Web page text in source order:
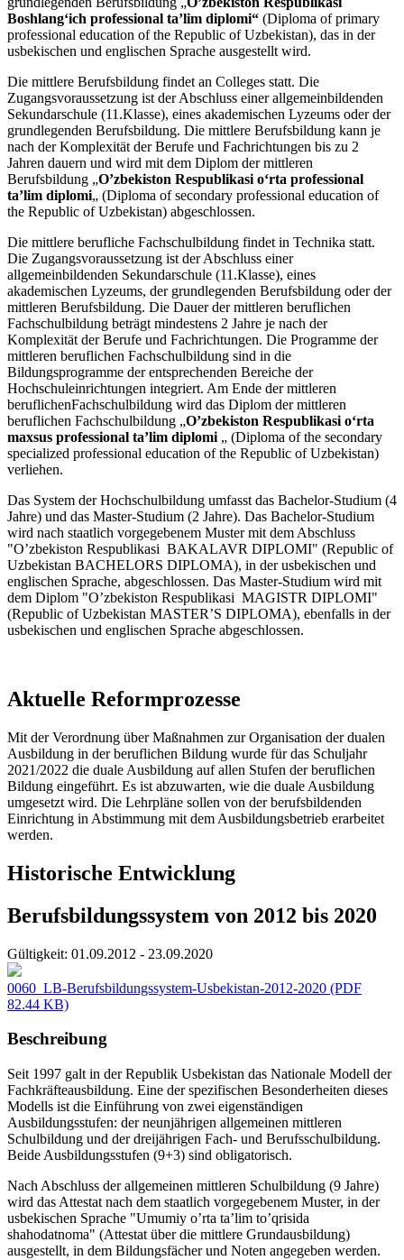
Boshlangʻich professional taʼlim diplomi“ (Diploma of primary
professional education of the Republic of Uzbekistan), das in der
usbekischen und englischen Sprache ausgestellt wird.
Die mittlere Berufsbildung findet an Colleges statt. Die
Zugangsvoraussetzung ist der Abschluss einer allgemeinbildenden
Sekundarschule (11.Klasse), eines akademischen Lyzeums oder der
grundlegenden Berufsbildung. Die mittlere Berufsbildung kann je
nach der Komplexität der Berufe und Fachrichtungen bis zu 2
Jahren dauern und wird mit dem Diplom der mittleren
Berufsbildung „O’zbekiston Respublikasi oʻrta professional
taʼlim diplomi„ (Diploma of secondary professional education of
the Republic of Uzbekistan) abgeschlossen.
Die mittlere berufliche Fachschulbildung findet in Technika statt.
Die Zugangsvoraussetzung ist der Abschluss einer
allgemeinbildenden Sekundarschule (11.Klasse), eines
akademischen Lyzeums, der grundlegenden Berufsbildung oder der
mittleren Berufsbildung. Die Dauer der mittleren beruflichen
Fachschulbildung beträgt mindestens 2 Jahre je nach der
Komplexität der Berufe und Fachrichtungen. Die Programme der
mittleren beruflichen Fachschulbildung sind in die
Bildungsprogramme der entsprechenden Bereiche der
Hochschuleinrichtungen integriert. Am Ende der mittleren
beruflichenFachschulbildung wird das Diplom der mittleren
beruflichen Fachschulbildung „O’zbekiston Respublikasi oʻrta
maxsus professional ta’lim diplomi „ (Diploma of the secondary
specialized professional education of the Republic of Uzbekistan)
verliehen.
Das System der Hochschulbildung umfasst das Bachelor-Studium (4
Jahre) und das Master-Studium (2 Jahre). Das Bachelor-Studium
wird nach staatlich vorgegebenem Muster mit dem Abschluss
"O’zbekiston Respublikasi BAKALAVR DIPLOMI" (Republic of
Uzbekistan BACHELORS DIPLOMA), in der usbekischen und
englischen Sprache, abgeschlossen. Das Master-Studium wird mit
dem Diplom "O’zbekiston Respublikasi MAGISTR DIPLOMI"
(Republic of Uzbekistan MASTER’S DIPLOMA), ebenfalls in der
usbekischen und englischen Sprache abgeschlossen.
Aktuelle Reformprozesse
Mit der Verordnung über Maßnahmen zur Organisation der dualen
Ausbildung in der beruflichen Bildung wurde für das Schuljahr
2021/2022 die duale Ausbildung auf allen Stufen der beruflichen
Bildung eingeführt. Es ist abzuwarten, wie die duale Ausbildung
umgesetzt wird. Die Lehrpläne sollen von der berufsbildenden
Einrichtung in Abstimmung mit dem Ausbildungsbetrieb erarbeitet
werden.
Historische Entwicklung
Berufsbildungssystem von 2012 bis 2020
Gültigkeit: 01.09.2012 - 23.09.2020
0060_LB-Berufsbildungssystem-Usbekistan-2012-2020 (PDF
82.44 KB)
Beschreibung
Seit 1997 galt in der Republik Usbekistan das Nationale Modell der
Fachkräfteausbildung. Eine der spezifischen Besonderheiten dieses
Modells ist die Einführung von zwei eigenständigen
Ausbildungsstufen: der neunjährigen allgemeinen mittleren
Schulbildung und der dreijährigen Fach- und Berufsschulbildung.
Beide Ausbildungsstufen (9+3) sind obligatorisch.
Nach Abschluss der allgemeinen mittleren Schulbildung (9 Jahre)
wird das Attestat nach dem staatlich vorgegebenem Muster, in der
usbekischen Sprache "Umumiy o’rta ta’lim to’qrisida
shahodatnoma" (Attestat über die mittlere Grundausbildung)
ausgestellt, in dem Bildungsfächer und Noten angegeben werden.